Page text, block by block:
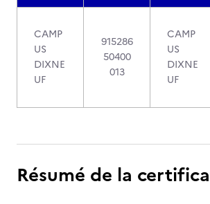
CAMP
US
DIXNE
UF
915286
50400
013
CAMP
US
DIXNE
UF
Résumé de la